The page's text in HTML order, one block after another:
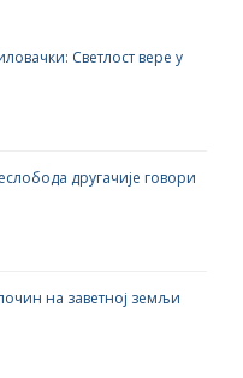
Светлост вере у
другачије говори
на заветној земљи